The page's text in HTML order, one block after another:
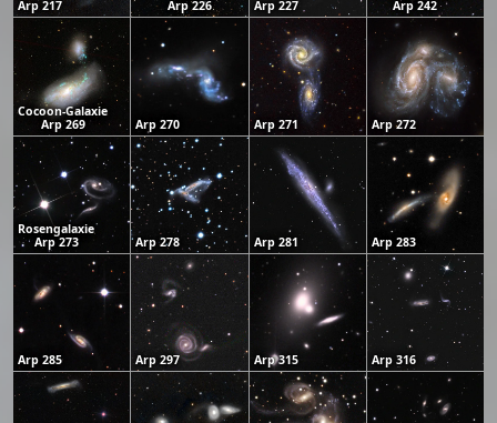
Arp 217
Arp 226
Arp 227
Arp 242
Cocoon-Galaxie
Arp 269
Arp 270 Arp 271 Arp 272
Rosengalaxie
Arp 273
Arp 278 Arp 281 Arp 283
Arp 285 Arp 297 Arp 315 Arp 316